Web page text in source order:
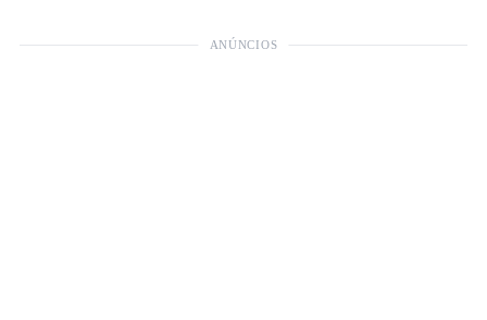
ANÚNCIOS